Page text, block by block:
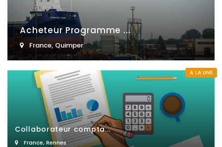
Acheteur Programme ...
France, Quimper
A LA UNE
Collaborateur compta...
France, Rennes